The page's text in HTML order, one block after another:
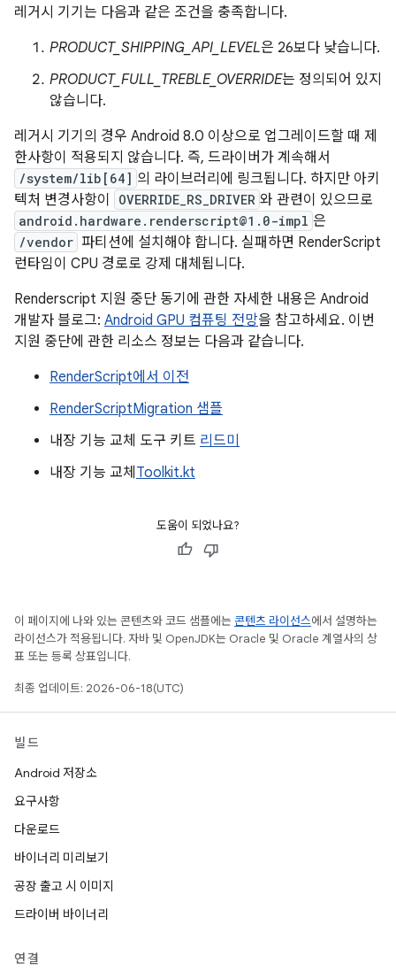
레거시 기기는 다음과 같은 조건을 충족합니다.
PRODUCT_SHIPPING_API_LEVEL은 26보다 낮습니다.
PRODUCT_FULL_TREBLE_OVERRIDE는 정의되어 있지
않습니다.
레거시 기기의 경우 Android 8.0 이상으로 업그레이드할 때 제
한사항이 적용되지 않습니다. 즉, 드라이버가 계속해서
/system/lib[64] 의 라이브러리에 링크됩니다. 하지만 아키
텍처 변경사항이
OVERRIDE_RS_DRIVER 와 관련이 있으므로
android.hardware.renderscript@1.0-impl 은
/vendor 파티션에 설치해야 합니다. 실패하면 RenderScript
런타임이 CPU 경로로 강제 대체됩니다.
Renderscript 지원 중단 동기에 관한 자세한 내용은 Android
개발자 블로그: Android GPU 컴퓨팅 전망을 참고하세요. 이번
지원 중단에 관한 리소스 정보는 다음과 같습니다.
RenderScript에서 이전
RenderScriptMigration 샘플
내장 기능 교체 도구 키트 리드미
내장 기능 교체 Toolkit.kt
도움이 되었나요?
이 페이지에 나와 있는 콘텐츠와 코드 샘플에는 콘텐츠 라이선스에서 설명하는
라이선스가 적용됩니다. 자바 및 OpenJDK는 Oracle 및 Oracle 계열사의 상
표 또는 등록 상표입니다.
최종 업데이트: 2026-06-18(UTC)
빌드
Android 저장소
요구사항
다운로드
바이너리 미리보기
공장 출고 시 이미지
드라이버 바이너리
연결